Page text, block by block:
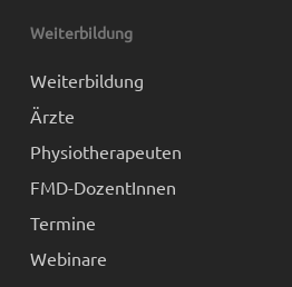
Weiterbildung
Weiterbildung
Ärzte
Physiotherapeuten
FMD-DozentInnen
Termine
Webinare